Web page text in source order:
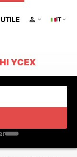
UTILE IT
YCEX